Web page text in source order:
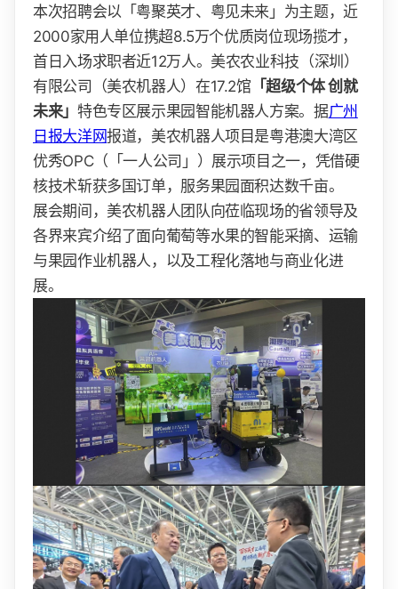
本次招聘会以「粤聚英才、粤见未来」为主题，近
2000家用人单位携超8.5万个优质岗位现场揽才，
首日入场求职者近12万人。美农农业科技（深圳）
有限公司（美农机器人）在17.2馆 「超级个体 创就
未来」 特色专区展示果园智能机器人方案。据广州
日报大洋网报道，美农机器人项目是粤港澳大湾区
优秀OPC（「一人公司」）展示项目之一，凭借硬
核技术斩获多国订单，服务果园面积达数千亩。
展会期间，美农机器人团队向莅临现场的省领导及
各界来宾介绍了面向葡萄等水果的智能采摘、运输
与果园作业机器人，以及工程化落地与商业化进
展。